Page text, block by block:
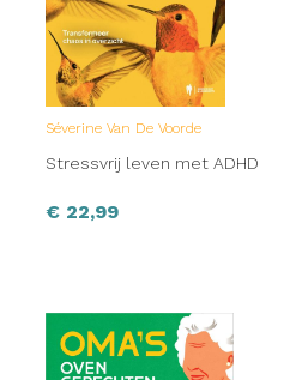
Séverine Van De Voorde
Stressvrij leven met ADHD
€ 22,99